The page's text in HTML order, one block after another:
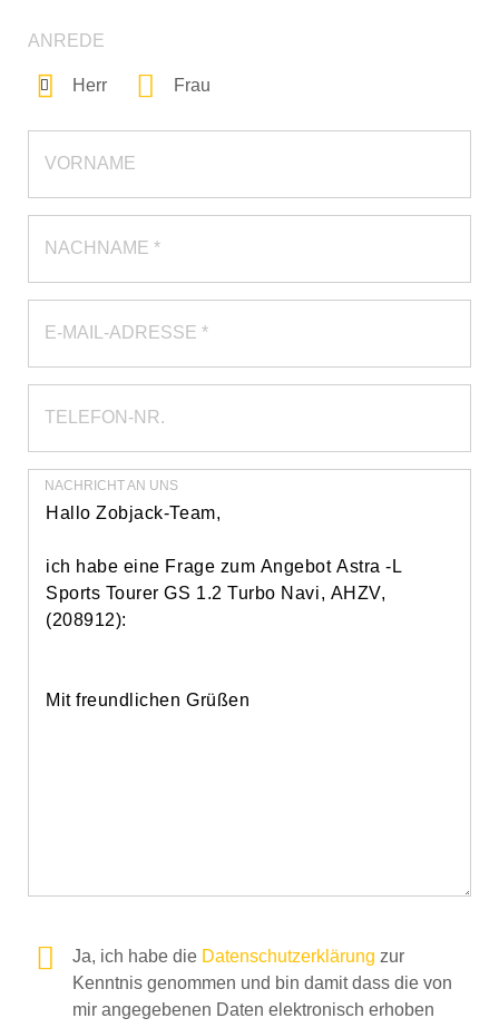
ANREDE
Herr Frau
VORNAME
NACHNAME *
E-MAIL-ADRESSE *
TELEFON-NR.
NACHRICHT AN UNS
Ja, ich habe die Datenschutzerklärung zur
Kenntnis genommen und bin damit dass die von
mir angegebenen Daten elektronisch erhoben